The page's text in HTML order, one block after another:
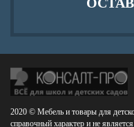
2020 © Мебель и товары для
справочный характер и не